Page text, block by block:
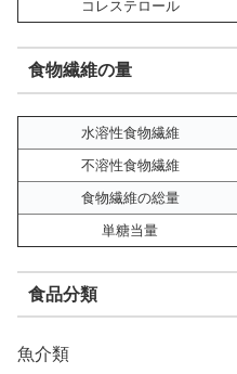
コレステロール
食物繊維の量
水溶性食物繊維
不溶性食物繊維
食物繊維の総量
単糖当量
食品分類
魚介類